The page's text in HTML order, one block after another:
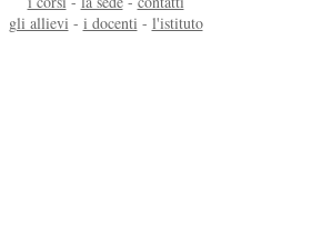
gli allievi - i docenti - l'istituto